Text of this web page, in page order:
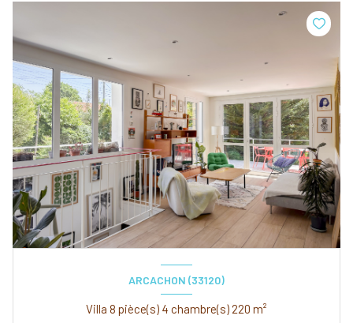
ARCACHON (33120)
Villa 8 pièce(s) 4 chambre(s) 220 m²